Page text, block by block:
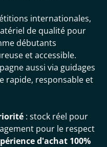
internationales,
de qualité pour
débutants
et accessible.
aussi via guidages
rapide, responsable et
: stock réel pour
pour le respect
d'achat 100%